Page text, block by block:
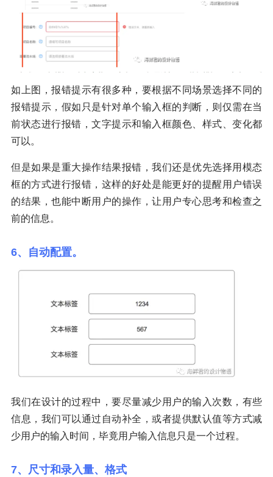
如上图，报错提示有很多种，要根据不同场景选择不同的
报错提示，假如只是针对单个输入框的判断，则仅需在当
前状态进行报错，文字提示和输入框颜色、样式、变化都
可以。
但是如果是重大操作结果报错，我们还是优先选择用模态
框的方式进行报错，这样的好处是能更好的提醒用户错误
的结果，也能中断用户的操作，让用户专心思考和检查之
前的信息。
6、自动配置。
我们在设计的过程中，要尽量减少用户的输入次数，有些
信息，我们可以通过自动补全，或者提供默认值等方式减
少用户的输入时间，毕竟用户输入信息只是一个过程。
7、尺寸和录入量、格式